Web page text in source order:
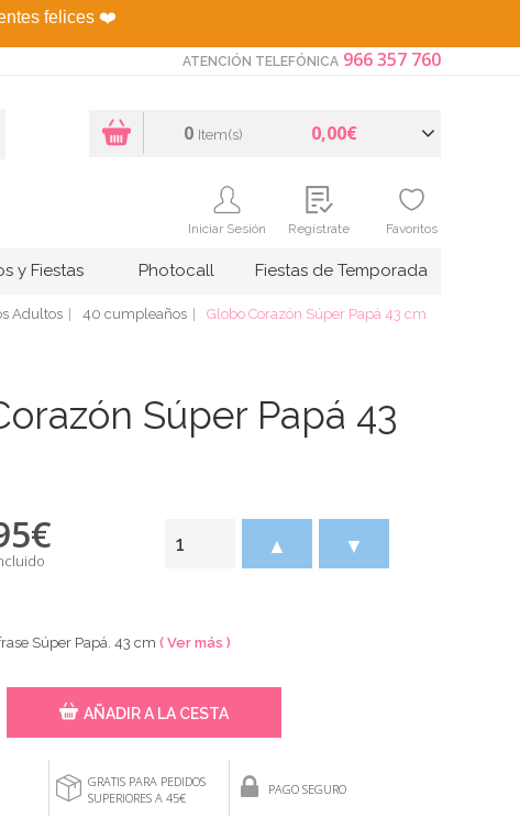
felices ❤️
ATENCIÓN TELEFÓNICA 966 357 760
0 Item(s) 0,00€
Iniciar Sesión Regístrate Favoritos
y Fiestas Photocall Fiestas de Temporada
Adultos 40 cumpleaños Globo Corazón Súper Papá 43 cm
Súper Papá 43
€ ▲ ▼
Súper Papá. 43 cm ( Ver más )
AÑADIR A LA CESTA
GRATIS PARA PEDIDOS
SUPERIORES A 45€
PAGO SEGURO